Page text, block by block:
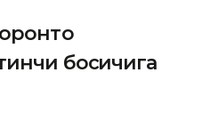
босқичига